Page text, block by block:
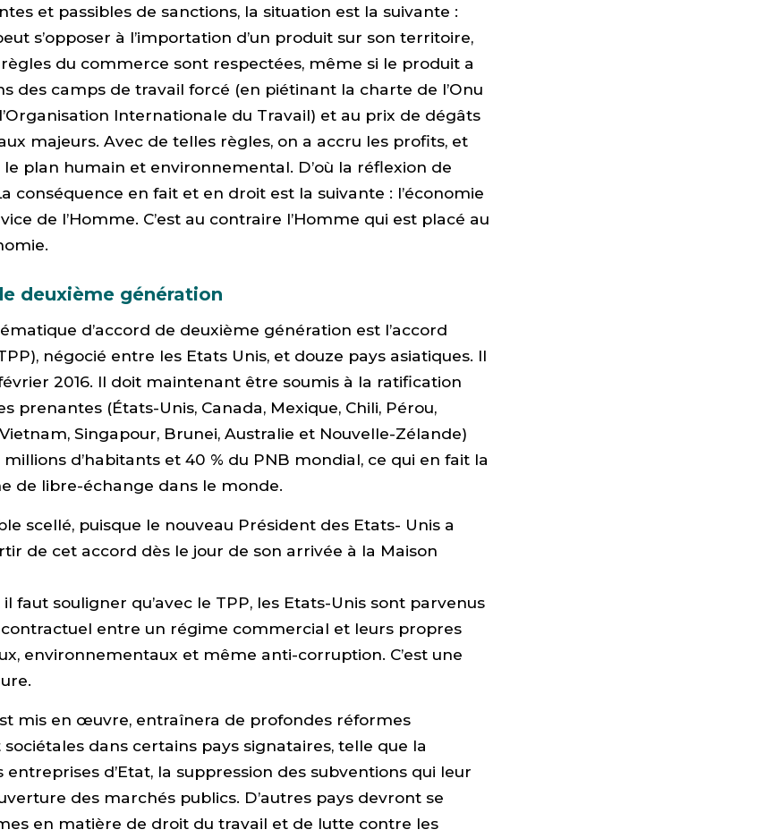
et passibles de sanctions, la situation est la suivante :
s’opposer à l’importation d’un produit sur son territoire,
du commerce sont respectées, même si le produit a
des camps de travail forcé (en piétinant la charte de l’Onu
Internationale du Travail) et au prix de dégâts
majeurs. Avec de telles règles, on a accru les profits, et
le plan humain et environnemental. D’où la réflexion de
conséquence en fait et en droit est la suivante : l’économie
de l’Homme. C’est au contraire l’Homme qui est placé au
deuxième génération
d’accord de deuxième génération est l’accord
négocié entre les Etats Unis, et douze pays asiatiques. Il
2016. Il doit maintenant être soumis à la ratification
prenantes (États-Unis, Canada, Mexique, Chili, Pérou,
Singapour, Brunei, Australie et Nouvelle-Zélande)
d’habitants et 40 % du PNB mondial, ce qui en fait la
de libre-échange dans le monde.
scellé, puisque le nouveau Président des Etats- Unis a
de cet accord dès le jour de son arrivée à la Maison
il faut souligner qu’avec le TPP, les Etats-Unis sont parvenus
entre un régime commercial et leurs propres
environnementaux et même anti-corruption. C’est une
mis en œuvre, entraînera de profondes réformes
dans certains pays signataires, telle que la
entreprises d’Etat, la suppression des subventions qui leur
des marchés publics. D’autres pays devront se
en matière de droit du travail et de lutte contre les